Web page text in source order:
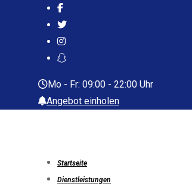
Mo - Fr: 09:00 - 22:00 Uhr
Angebot einholen
Startseite
Dienstleistungen